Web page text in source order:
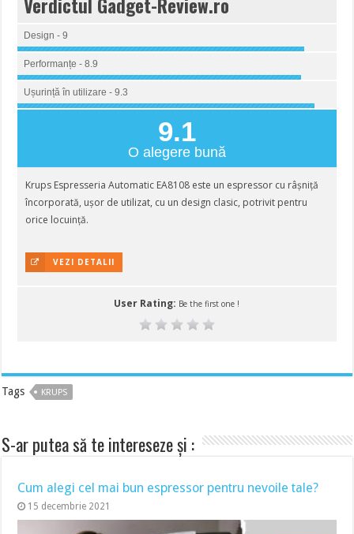
Verdictul Gadget-Review.ro
Design - 9
Performanțe - 8.9
Ușurință în utilizare - 9.3
9.1
O alegere bună
Krups Espresseria Automatic EA8108 este un espressor cu râșniță
încorporată, ușor de utilizat, cu un design clasic, potrivit pentru
orice locuință.
VEZI DETALII
User Rating: Be the first one !
Tags KRUPS
S-ar putea să te intereseze și :
Cum alegi cel mai bun espressor pentru nevoile tale?
15 decembrie 2021